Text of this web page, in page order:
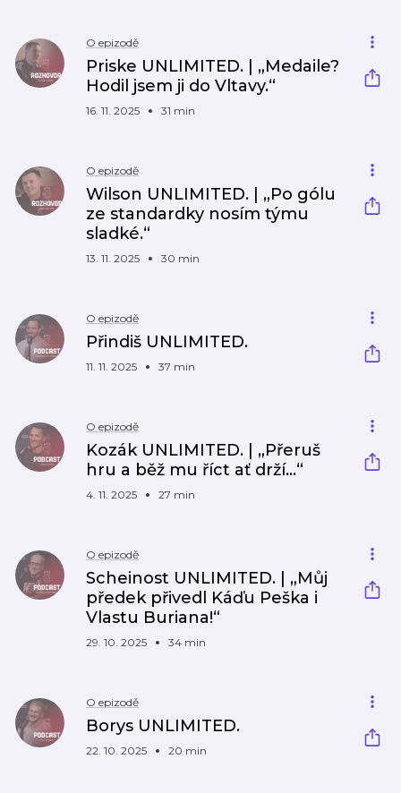
O epizodě
Priske UNLIMITED. | „Medaile?
Hodil jsem ji do Vltavy.“
16. 11. 2025 31 min
O epizodě
Wilson UNLIMITED. | „Po gólu
ze standardky nosím týmu
sladké.“
13. 11. 2025 30 min
O epizodě
Přindiš UNLIMITED.
11. 11. 2025 37 min
O epizodě
Kozák UNLIMITED. | „Přeruš
hru a běž mu říct ať drží…“
4. 11. 2025 27 min
O epizodě
Scheinost UNLIMITED. | „Můj
předek přivedl Káďu Peška i
Vlastu Buriana!“
29. 10. 2025 34 min
O epizodě
Borys UNLIMITED.
22. 10. 2025 20 min